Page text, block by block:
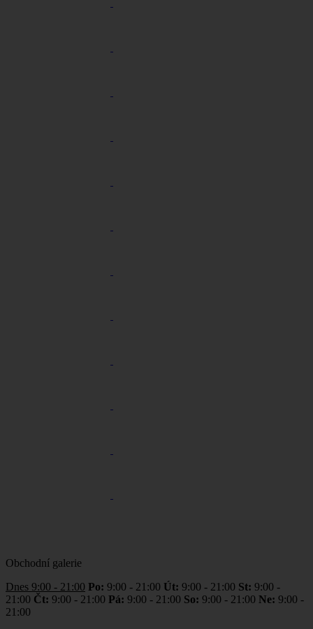
Obchodní galerie
Dnes 9:00 - 21:00 Po: 9:00 - 21:00 Út: 9:00 - 21:00 St: 9:00 -
21:00 Čt: 9:00 - 21:00 Pá: 9:00 - 21:00 So: 9:00 - 21:00 Ne: 9:00 -
21:00